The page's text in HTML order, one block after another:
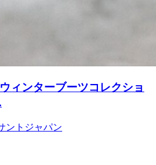
ィンターブーツコレクショ
ントジャパン